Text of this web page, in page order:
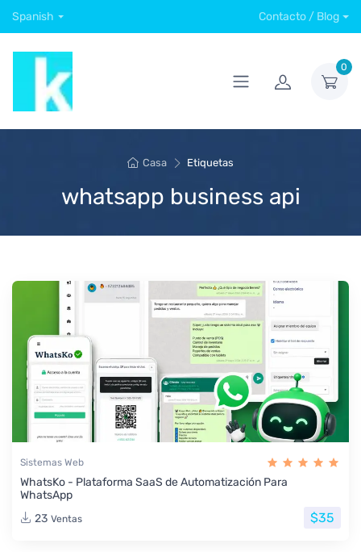
Spanish Contacto / Blog
0
Casa Etiquetas
whatsapp business api
Sistemas Web
WhatsKo - Plataforma SaaS de Automatización Para
WhatsApp
23 Ventas $35